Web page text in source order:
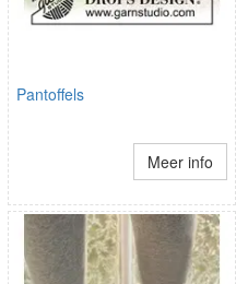
Pantoffels
Meer info